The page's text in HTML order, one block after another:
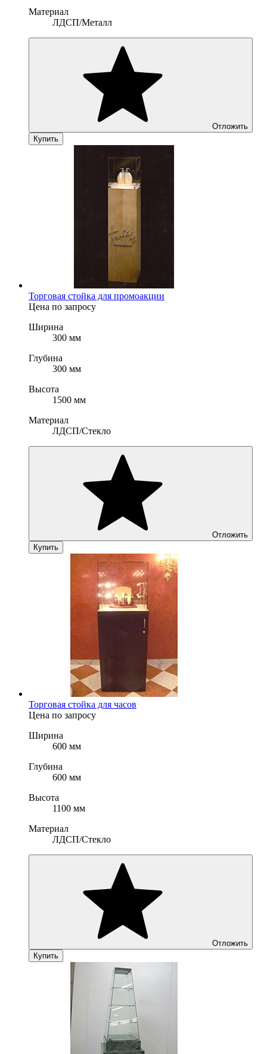
Материал
ЛДСП/Металл
Отложить
Купить
Торговая стойка для промоакции
Цена по запросу
Ширина
300 мм
Глубина
300 мм
Высота
1500 мм
Материал
ЛДСП/Стекло
Отложить
Купить
Торговая стойка для часов
Цена по запросу
Ширина
600 мм
Глубина
600 мм
Высота
1100 мм
Материал
ЛДСП/Стекло
Отложить
Купить